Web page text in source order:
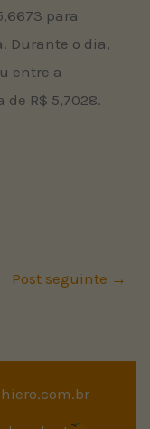
para
Durante o dia,
entre a
R$ 5,7028.
Post seguinte →